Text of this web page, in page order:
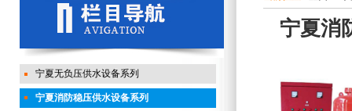
宁夏消
宁夏无负压供水设备系列
宁夏消防稳压供水设备系列